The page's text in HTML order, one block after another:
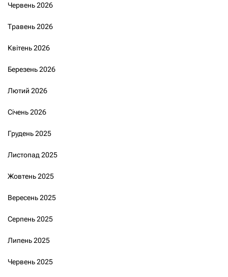
Червень 2026
Травень 2026
Квітень 2026
Березень 2026
Лютий 2026
Січень 2026
Грудень 2025
Листопад 2025
Жовтень 2025
Вересень 2025
Серпень 2025
Липень 2025
Червень 2025